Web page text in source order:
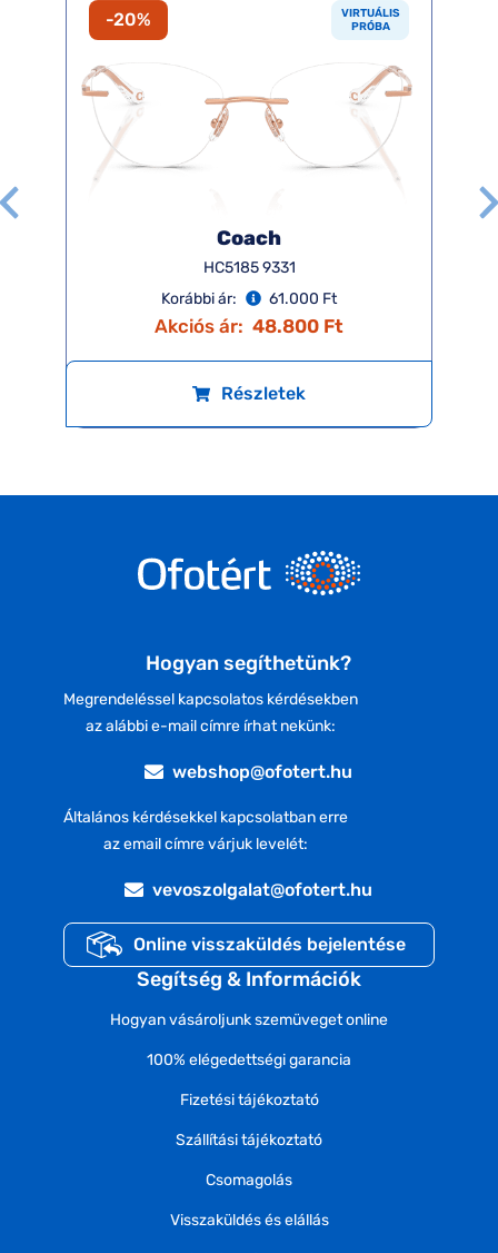
-20%
VIRTUÁLIS
PRÓBA
Coach
HC5185 9331
Korábbi ár:
61.000 Ft
Akciós ár: 48.800 Ft
Részletek
Hogyan segíthetünk?
Megrendeléssel kapcsolatos kérdésekben
az alábbi e-mail címre írhat nekünk:
webshop@ofotert.hu
Általános kérdésekkel kapcsolatban erre
az email címre várjuk levelét:
vevoszolgalat@ofotert.hu
Online visszaküldés bejelentése
Segítség & Információk
Hogyan vásároljunk szemüveget online
100% elégedettségi garancia
Fizetési tájékoztató
Szállítási tájékoztató
Csomagolás
Visszaküldés és elállás